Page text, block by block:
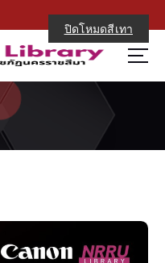
ปิดโหมดสีเทา